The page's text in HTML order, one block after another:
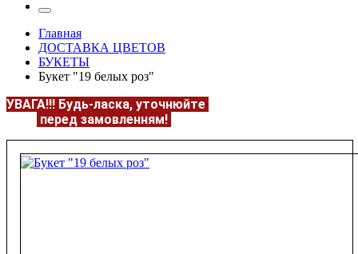
Главная
ДОСТАВКА ЦВЕТОВ
БУКЕТЫ
Букет "19 белых роз"
УВАГА!!! Будь-ласка, уточнюйте
перед замовленням!